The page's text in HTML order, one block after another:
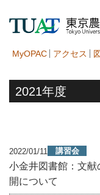
MyOPAC アクセス
2021年度
2022/01/11 講習会
小金井図書館：文
開について